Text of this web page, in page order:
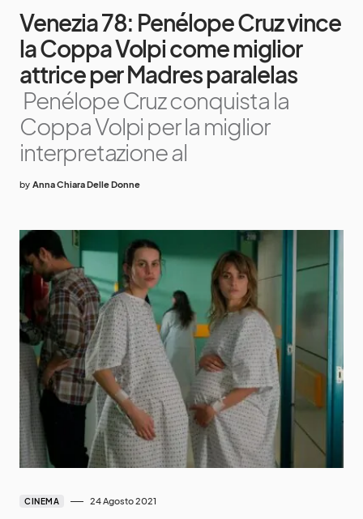
Venezia 78: Penélope Cruz vince
la Coppa Volpi come miglior
attrice per Madres paralelas
Penélope Cruz conquista la
Coppa Volpi per la miglior
interpretazione al
by Anna Chiara Delle Donne
CINEMA 24 Agosto 2021